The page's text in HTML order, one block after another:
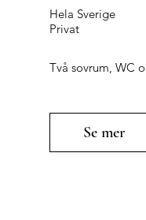
Hela Sverige
Två sovrum, WC
Se mer
Privat